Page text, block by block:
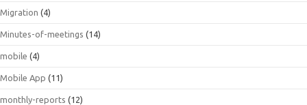
Migration (4)
Minutes-of-meetings (14)
mobile (4)
Mobile App (11)
monthly-reports (12)